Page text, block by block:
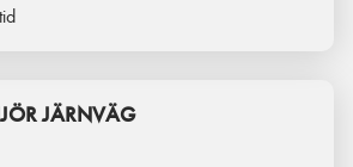
JÄRNVÄG